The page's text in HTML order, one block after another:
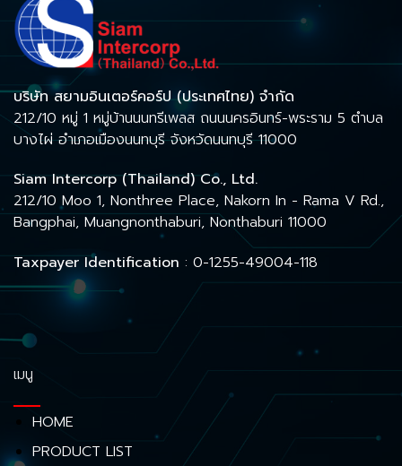
บริษัท สยามอินเตอร์คอร์ป (ประเทศไทย) จำกัด
212/10 หมู่ 1 หมู่บ้านนนทรีเพลส ถนนนครอินทร์-พระราม 5 ตำบล
บางไผ่ อำเภอเมืองนนทบุรี จังหวัดนนทบุรี 11000
Siam Intercorp (Thailand) Co., Ltd.
212/10 Moo 1, Nonthree Place, Nakorn In - Rama V Rd.,
Bangphai, Muangnonthaburi, Nonthaburi 11000
Taxpayer Identification : 0-1255-49004-118
เมนู
HOME
PRODUCT LIST